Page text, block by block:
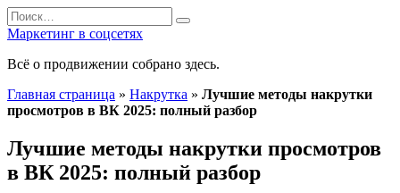
Перейти
к
содержанию
Search
for:
Маркетинг в соцсетях
Всё о продвижении собрано здесь.
Главная страница » Накрутка » Лучшие методы накрутки
просмотров в ВК 2025: полный разбор
Лучшие методы накрутки просмотров
в ВК 2025: полный разбор